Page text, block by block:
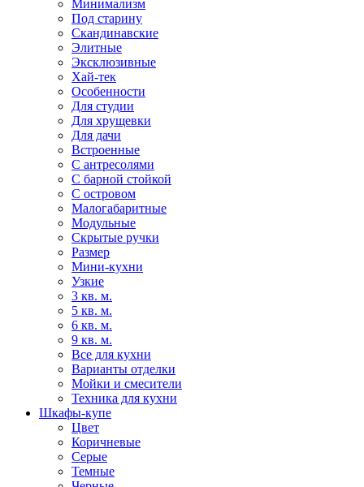
Минимализм
Под старину
Скандинавские
Элитные
Эксклюзивные
Хай-тек
Особенности
Для студии
Для хрущевки
Для дачи
Встроенные
С антресолями
С барной стойкой
С островом
Малогабаритные
Модульные
Скрытые ручки
Размер
Мини-кухни
Узкие
3 кв. м.
5 кв. м.
6 кв. м.
9 кв. м.
Все для кухни
Варианты отделки
Мойки и смесители
Техника для кухни
Шкафы-купе
Цвет
Коричневые
Серые
Темные